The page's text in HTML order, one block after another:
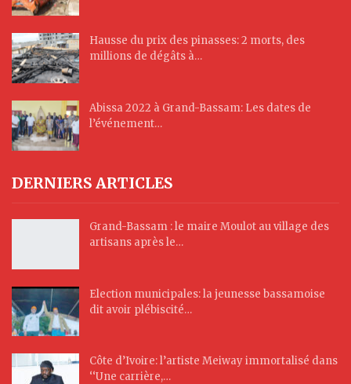
Hausse du prix des pinasses: 2 morts, des
millions de dégâts à…
Abissa 2022 à Grand-Bassam: Les dates de
l’événement…
DERNIERS ARTICLES
Grand-Bassam : le maire Moulot au village des
artisans après le…
Election municipales: la jeunesse bassamoise
dit avoir plébiscité…
Côte d’Ivoire: l’artiste Meiway immortalisé dans
‘‘Une carrière,…